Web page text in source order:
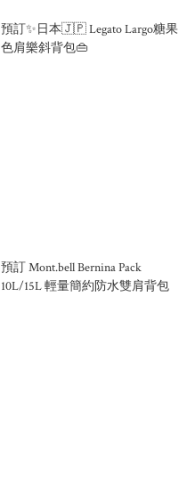
預訂✨日本🇯🇵 Legato Largo糖果
色肩樂斜背包👜
預訂 Mont.bell Bernina Pack
10L/15L 輕量簡約防水雙肩背包